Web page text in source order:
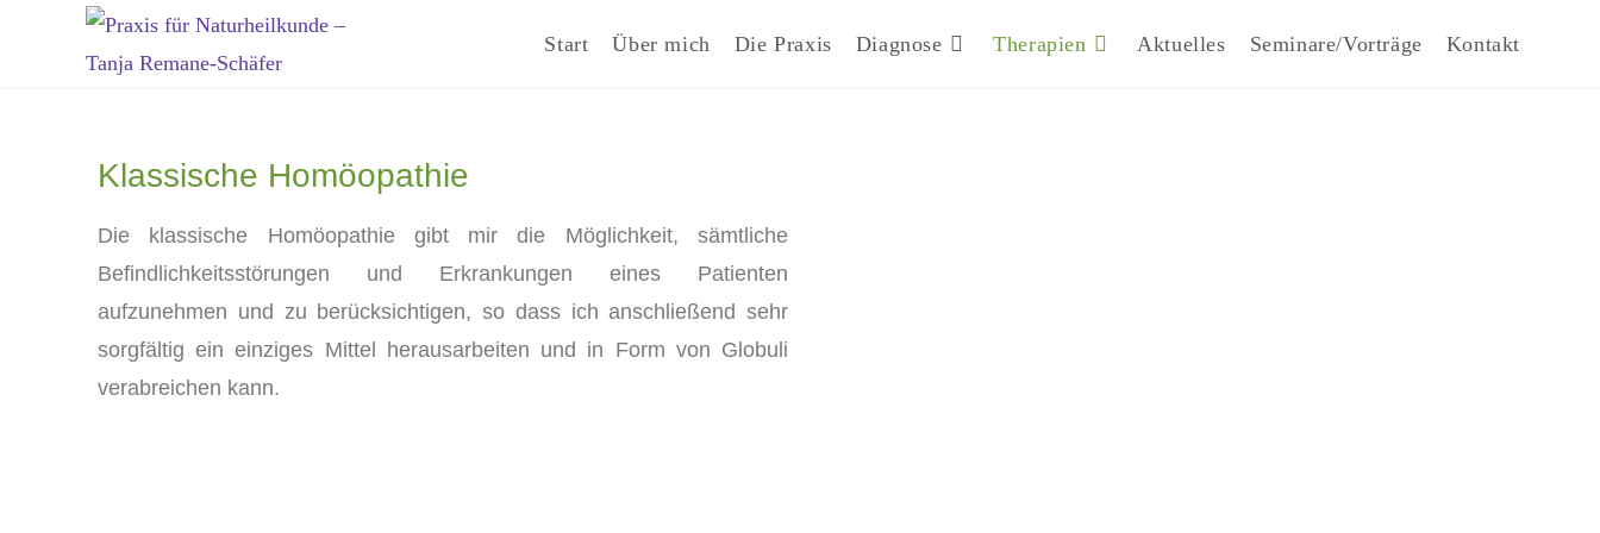
Start Über mich Die Praxis Diagnose Therapien Aktuelles Seminare/Vorträge Kontakt
Klassische Homöopathie
Die klassische Homöopathie gibt mir die Möglichkeit, sämtliche
Befindlichkeitsstörungen und Erkrankungen eines Patienten
aufzunehmen und zu berücksichtigen, so dass ich anschließend sehr
sorgfältig ein einziges Mittel herausarbeiten und in Form von Globuli
verabreichen kann.